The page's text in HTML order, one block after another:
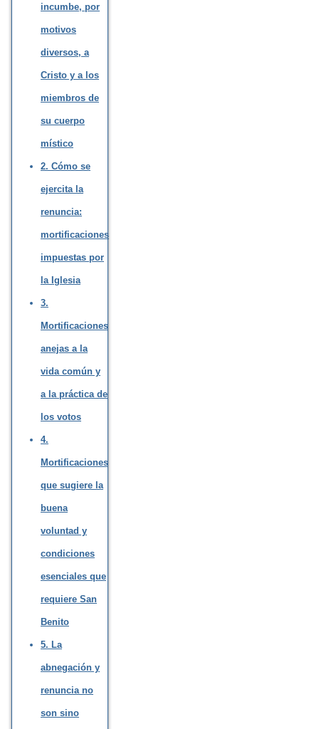
incumbe, por
motivos
diversos, a
Cristo y a los
miembros de
su cuerpo
místico
2. Cómo se
ejercita la
renuncia:
mortificaciones
impuestas por
la Iglesia
3.
Mortificaciones
anejas a la
vida común y
a la práctica de
los votos
4.
Mortificaciones
que sugiere la
buena
voluntad y
condiciones
esenciales que
requiere San
Benito
5. La
abnegación y
renuncia no
son sino